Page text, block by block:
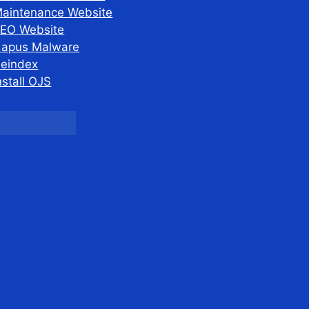
Website
Website
Malware
OJS